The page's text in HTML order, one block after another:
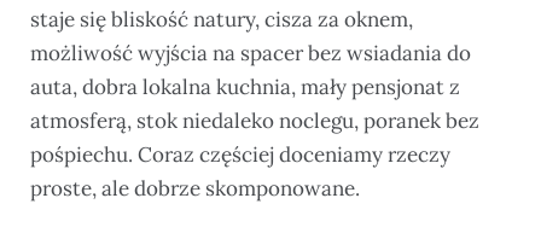
staje się bliskość natury, cisza za oknem,
możliwość wyjścia na spacer bez wsiadania do
auta, dobra lokalna kuchnia, mały pensjonat z
atmosferą, stok niedaleko noclegu, poranek bez
pośpiechu. Coraz częściej doceniamy rzeczy
proste, ale dobrze skomponowane.